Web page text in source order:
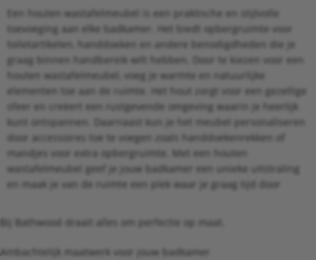
Een houten wastafelmeubel is een praktische en stijlvolle
toevoeging aan elke badkamer. Het biedt opbergruimte voor
toiletartikelen, handdoeken en andere benodigdheden die je
graag binnen handbereik wilt hebben. Door te kiezen voor een
houten wastafelmeubel, voeg je warmte en natuurlijke
elementen toe aan de ruimte. Het hout zorgt voor een gezellige
sfeer en creëert een rustgevende omgeving waarin je heerlijk
kunt ontspannen. Daarnaast kun je het meubel personaliseren
door accessoires toe te voegen zoals handdoekenrekken of
mandjes voor extra opbergruimte. Met een houten
wastafelmeubel geef je jouw badkamer een unieke uitstraling
en maak je van de ruimte een plek waar je graag tijd door
Bij Bathwood draait alles om perfectie op maat.
Ambachtelijk maatwerk voor jouw badkamer